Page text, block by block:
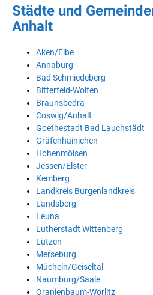
Städte und
Anhalt
Aken/Elbe
Annaburg
Bad Schmiedeberg
Bitterfeld-Wolfen
Braunsbedra
Coswig/Anhalt
Goethestadt Bad Lauchstädt
Gräfenhainichen
Hohenmölsen
Jessen/Elster
Kemberg
Landkreis Burgenlandkreis
Landsberg
Leuna
Lutherstadt Wittenberg
Lützen
Merseburg
Mücheln/Geiseltal
Naumburg/Saale
Oranienbaum-Wörlitz